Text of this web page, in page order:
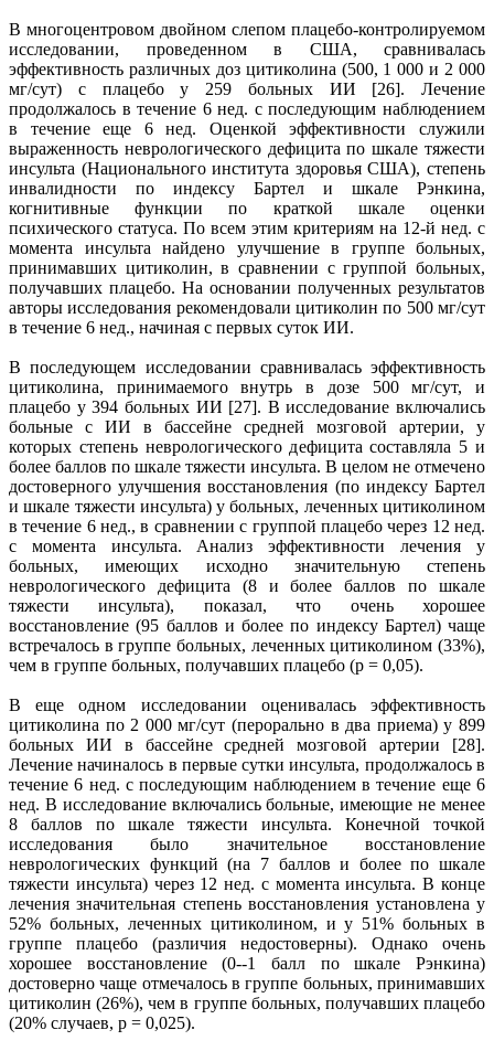
В многоцентровом двойном слепом плацебо-контролируемом
исследовании, проведенном в США, сравнивалась
эффективность различных доз цитиколина (500, 1 000 и 2 000
мг/сут) с плацебо у 259 больных ИИ [26]. Лечение
продолжалось в течение 6 нед. с последующим наблюдением
в течение еще 6 нед. Оценкой эффективности служили
выраженность неврологического дефицита по шкале тяжести
инсульта (Национального института здоровья США), степень
инвалидности по индексу Бартел и шкале Рэнкина,
когнитивные функции по краткой шкале оценки
психического статуса. По всем этим критериям на 12-й нед. с
момента инсульта найдено улучшение в группе больных,
принимавших цитиколин, в сравнении с группой больных,
получавших плацебо. На основании полученных результатов
авторы исследования рекомендовали цитиколин по 500 мг/сут
в течение 6 нед., начиная с первых суток ИИ.
В последующем исследовании сравнивалась эффективность
цитиколина, принимаемого внутрь в дозе 500 мг/сут, и
плацебо у 394 больных ИИ [27]. В исследование включались
больные с ИИ в бассейне средней мозговой артерии, у
которых степень неврологического дефицита составляла 5 и
более баллов по шкале тяжести инсульта. В целом не отмечено
достоверного улучшения восстановления (по индексу Бартел
и шкале тяжести инсульта) у больных, леченных цитиколином
в течение 6 нед., в сравнении с группой плацебо через 12 нед.
с момента инсульта. Анализ эффективности лечения у
больных, имеющих исходно значительную степень
неврологического дефицита (8 и более баллов по шкале
тяжести инсульта), показал, что очень хорошее
восстановление (95 баллов и более по индексу Бартел) чаще
встречалось в группе больных, леченных цитиколином (33%),
чем в группе больных, получавших плацебо (р = 0,05).
В еще одном исследовании оценивалась эффективность
цитиколина по 2 000 мг/сут (перорально в два приема) у 899
больных ИИ в бассейне средней мозговой артерии [28].
Лечение начиналось в первые сутки инсульта, продолжалось в
течение 6 нед. с последующим наблюдением в течение еще 6
нед. В исследование включались больные, имеющие не менее
8 баллов по шкале тяжести инсульта. Конечной точкой
исследования было значительное восстановление
неврологических функций (на 7 баллов и более по шкале
тяжести инсульта) через 12 нед. с момента инсульта. В конце
лечения значительная степень восстановления установлена у
52% больных, леченных цитиколином, и у 51% больных в
группе плацебо (различия недостоверны). Однако очень
хорошее восстановление (0--1 балл по шкале Рэнкина)
достоверно чаще отмечалось в группе больных, принимавших
цитиколин (26%), чем в группе больных, получавших плацебо
(20% случаев, р = 0,025).